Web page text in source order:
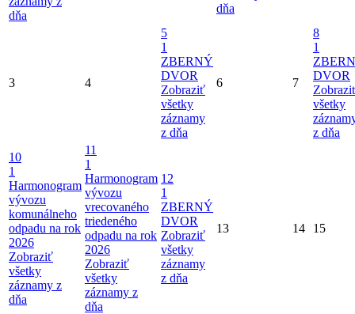
dňa
dňa
3 4
5
1
ZBERNÝ
DVOR
Zobraziť
všetky
záznamy
z dňa
6 7
8
1
DVOR
všetky
z dňa
10
1
Harmonogram
vývozu
komunálneho
odpadu na rok
2026
Zobraziť
všetky
záznamy z
dňa
11
1
Harmonogram
vývozu
vrecovaného
triedeného
odpadu na rok
2026
Zobraziť
všetky
záznamy z
dňa
12
1
ZBERNÝ
DVOR
Zobraziť
všetky
záznamy
z dňa
13 14 15